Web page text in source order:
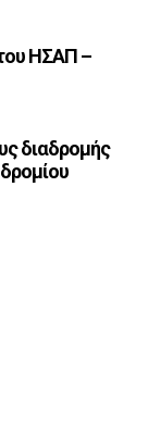
ΗΣΑΠ –
διαδρομής